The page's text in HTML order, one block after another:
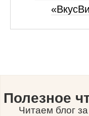
Полезное
Читаем блог